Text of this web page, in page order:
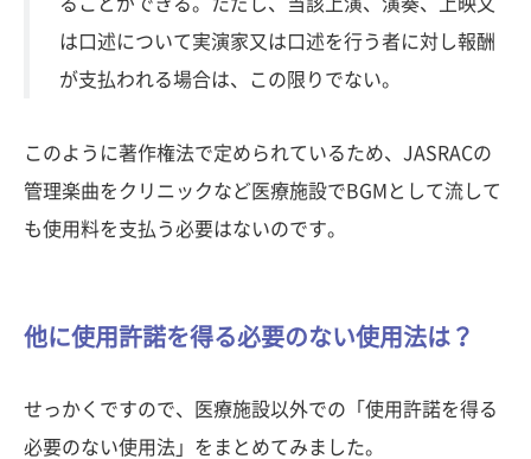
は口述について実演家又は口述を行う者に対し報酬
が支払われる場合は、この限りでない。
このように著作権法で定められているため、JASRACの
管理楽曲をクリニックなど医療施設でBGMとして流して
も使用料を支払う必要はないのです。
他に使用許諾を得る必要のない使用法は？
せっかくですので、医療施設以外での「使用許諾を得る
必要のない使用法」をまとめてみました。